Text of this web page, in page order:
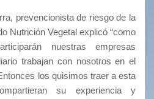
prevencionista de riesgo de la
Nutrición Vegetal explicó “como
nuestras empresas
trabajan con nosotros en el
los quisimos traer a esta
su experiencia y